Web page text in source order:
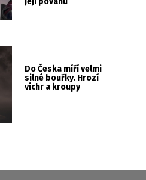
Do Česka míří velmi
silné bouřky. Hrozí
vichr a kroupy